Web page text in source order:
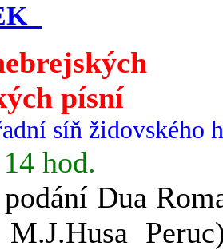
písní
síň židovského
hod.
Dua